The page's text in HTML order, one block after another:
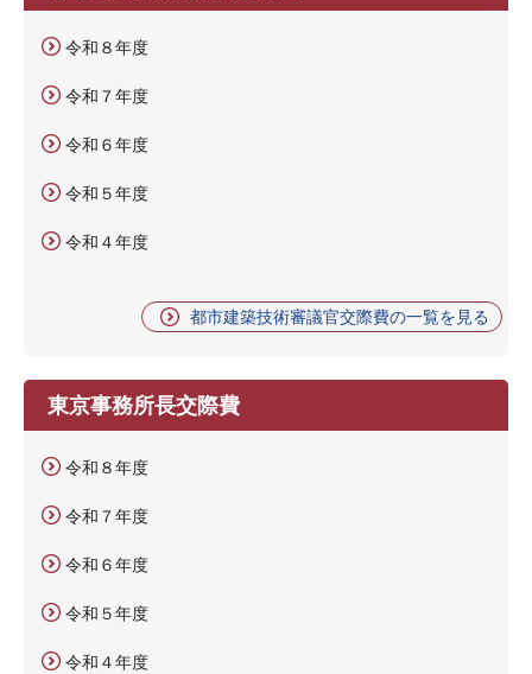
令和８年度
令和７年度
令和６年度
令和５年度
令和４年度
都市建築技術審議官交際費の一覧を見る
東京事務所長交際費
令和８年度
令和７年度
令和６年度
令和５年度
令和４年度